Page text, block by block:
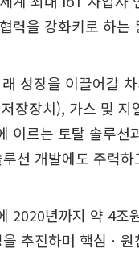
력을 강화키로 하
성장을 이끌어갈
장장치), 가스 및
이르는 토탈 솔루
션 개발에도 주력하
2020년까지 약 4조
을 추진하며 핵심ㆍ